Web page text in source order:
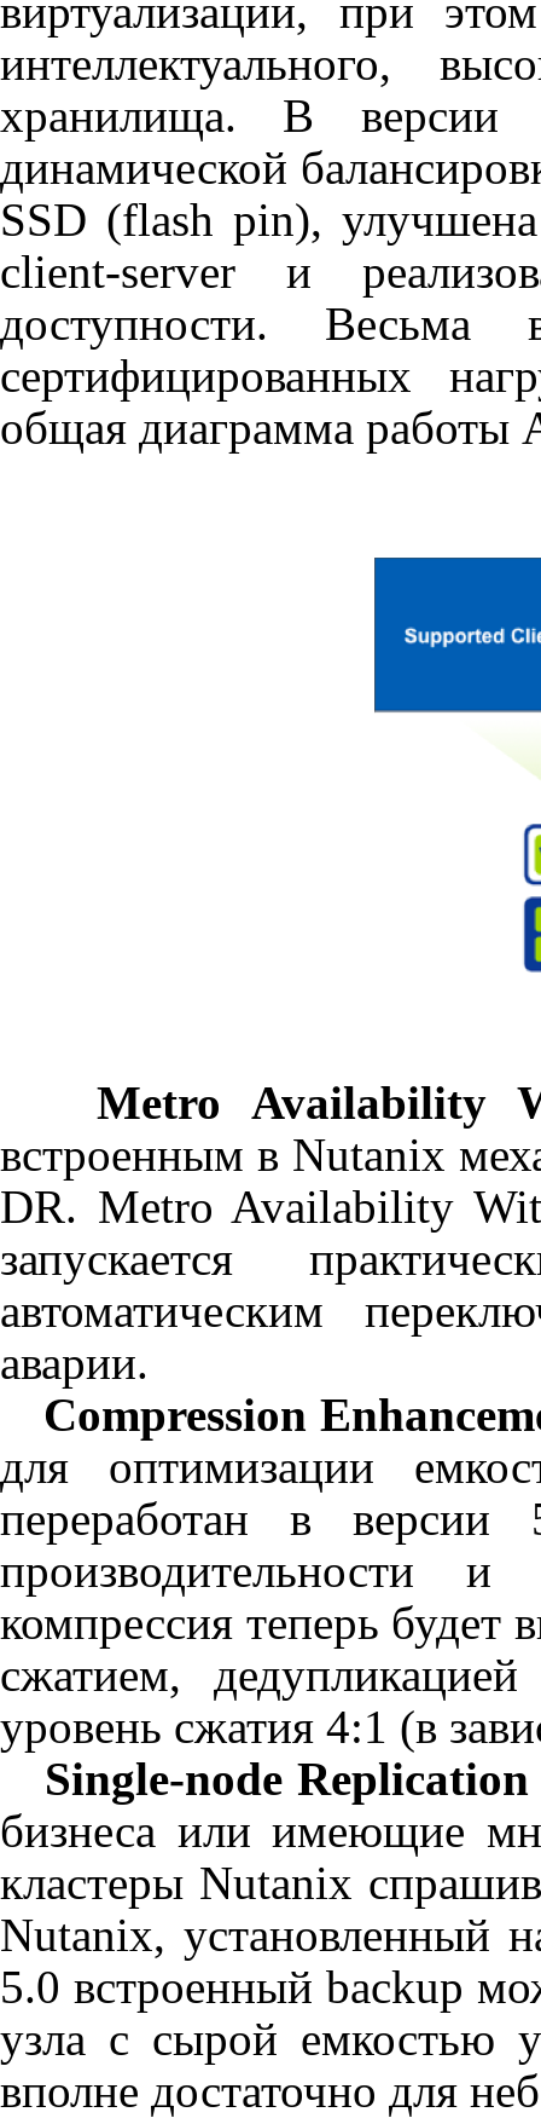
виртуализации, при
интеллектуального,
хранилища. В
динамической
SSD (flash pin),
client-server и
доступности.
сертифицированных
общая диаграмма работы
Metro Availability
встроенным в Nutanix
DR. Metro Availability
запускается
автоматическим
аварии.
Compression
для оптимизации
переработан в
производительности
компрессия теперь
сжатием,
уровень сжатия 4:1 (в
Single-node Replication
бизнеса или имеющие
кластеры Nutanix
Nutanix, установленный
5.0 встроенныйbackup
узла с сырой емкостью
вполне достаточно для